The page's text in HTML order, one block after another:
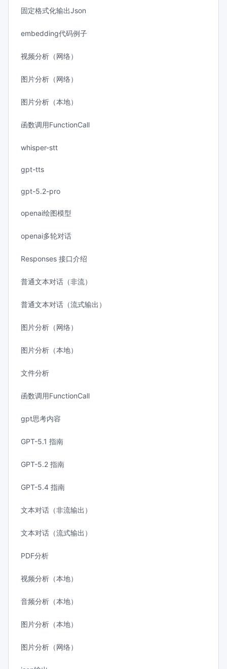
固定格式化输出Json
embedding代码例子
视频分析（网络）
图片分析（网络）
图片分析（本地）
函数调用FunctionCall
whisper-stt
gpt-tts
gpt-5.2-pro
openai绘图模型
openai多轮对话
Responses 接口介绍
普通文本对话（非流）
普通文本对话（流式输出）
图片分析（网络）
图片分析（本地）
文件分析
函数调用FunctionCall
gpt思考内容
GPT-5.1 指南
GPT-5.2 指南
GPT-5.4 指南
文本对话（非流输出）
文本对话（流式输出）
PDF分析
视频分析（本地）
音频分析（本地）
图片分析（本地）
图片分析（网络）